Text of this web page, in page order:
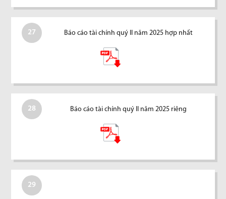
27 Báo cáo tài chính quý II năm 2025 hợp nhất
28 Báo cáo tài chính quý II năm 2025 riêng
29